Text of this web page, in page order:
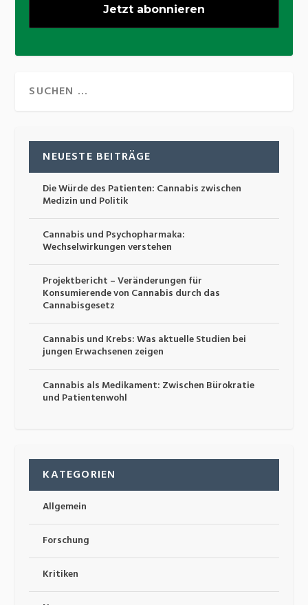
NEUESTE BEITRÄGE
Die Würde des Patienten: Cannabis zwischen
Medizin und Politik
Cannabis und Psychopharmaka:
Wechselwirkungen verstehen
Projektbericht – Veränderungen für
Konsumierende von Cannabis durch das
Cannabisgesetz
Cannabis und Krebs: Was aktuelle Studien bei
jungen Erwachsenen zeigen
Cannabis als Medikament: Zwischen Bürokratie
und Patientenwohl
KATEGORIEN
Allgemein
Forschung
Kritiken